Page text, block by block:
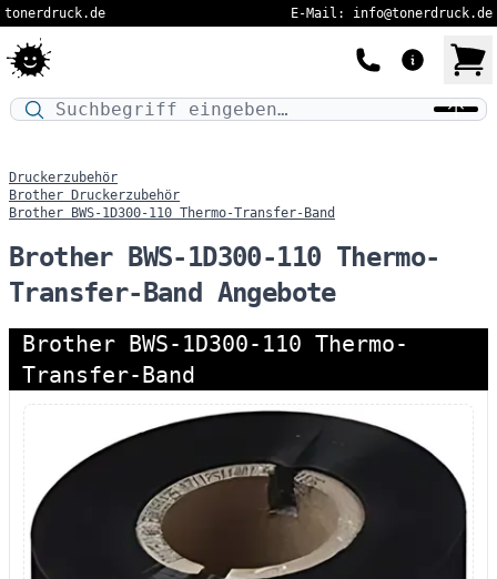
tonerdruck.de E-Mail: info@tonerdruck.de
Druckermodell oder Produktnamen eingeben…
Druckerzubehör
Brother Druckerzubehör
Brother BWS-1D300-110 Thermo-Transfer-Band
Brother BWS-1D300-110 Thermo-
Transfer-Band Angebote
Brother BWS-1D300-110 Thermo-
Transfer-Band